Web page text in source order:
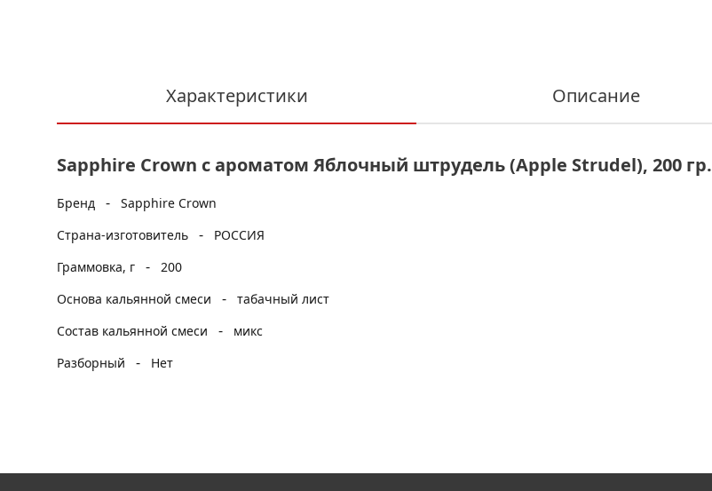
Характеристики Описание
Sapphire Crown с ароматом Яблочный штрудель (Apple Strudel), 200 гр.
Бренд - Sapphire Crown
Страна-изготовитель
-
РОССИЯ
Граммовка, г
- 200
Основа кальянной смеси
- табачный лист
Состав кальянной смеси
-
микс
Разборный
- Нет